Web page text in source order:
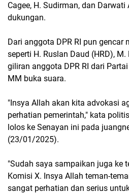
Cagee, H. Sudirman, dan
dukungan.
Dari anggota DPR RI pun gencar
seperti H. Ruslan Daud (HRD),
giliran anggota DPR RI dari
MM buka suara.
"Insya Allah akan kita advokasi
perhatian pemerintah," kata
lolos ke Senayan ini pada
(23/01/2025).
"Sudah saya sampaikan juga ke
Komisi X. Insya Allah teman-
sangat perhatian dan serius